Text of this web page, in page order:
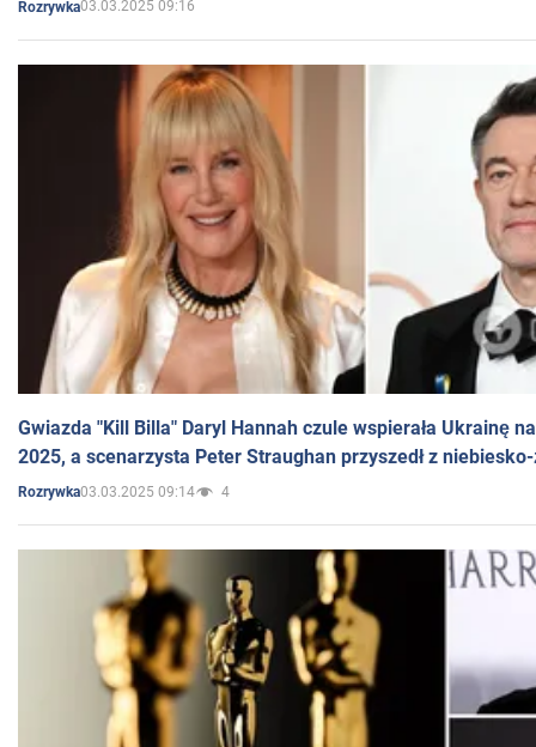
Rozrywka03.03.2025 09:16
Gwiazda "Kill Billa" Daryl Hannah czule wspierała Ukrainę
2025, a scenarzysta Peter Straughan przyszedł z
Rozrywka03.03.2025 09:14 4